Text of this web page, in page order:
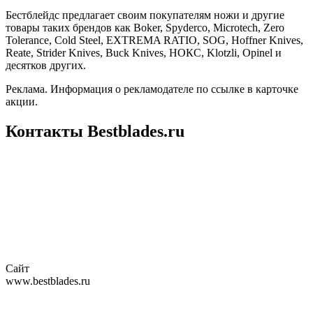
Бестблейдс предлагает своим покупателям ножи и другие
товары таких брендов как Boker, Spyderco, Microtech, Zero
Tolerance, Cold Steel, EXTREMA RATIO, SOG, Hoffner Knives,
Reate, Strider Knives, Buck Knives, НОКС, Klotzli, Opinel и
десятков других.
Реклама. Информация о рекламодателе по ссылке в карточке
акции.
Контакты Bestblades.ru
Сайт
www.bestblades.ru